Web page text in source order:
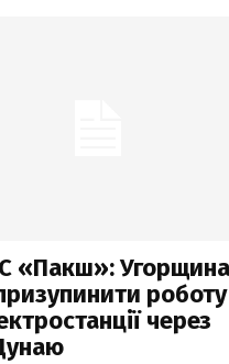
«Пакш»: Угорщина
роботу
через